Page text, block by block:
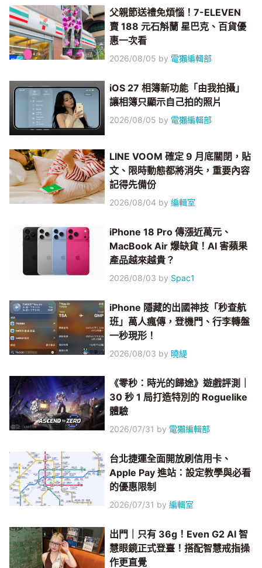
父親節送禮免煩惱！7-ELEVEN
賣 188 元石斛蘭 星巴克、百貨優
惠一次看
2026/08/05 by 電獺編輯部
iOS 27 相簿新功能「由我拍攝」
讓相簿只顯示自己拍的照片
2026/08/05 by 電獺編輯部
LINE VOOM 確定 9 月底關閉，貼
文、限時動態都將消失，重要內容
記得先備份
2026/08/04 by編輯室
iPhone 18 Pro 傳漲近萬元、
MacBook Air 爆缺貨！AI 害蘋果
產品越來越貴？
2026/08/03 by Spac1
iPhone 隱藏的出國神技「秒查航
班」萬人瘋傳，登機門、行李轉盤
一秒現形！
2026/08/03 by 曉緹
《零秒：時光的歸途》遊戲評測｜
30 秒 1 局打造特別的 Roguelike
體驗
2026/07/31 by 電獺編輯部
台北捷運全面開放刷信用卡、
Apple Pay 進站：設定教學與必看
的優惠限制
2026/07/31 by編輯室
出門｜只有 36g！Even G2 AI 智
慧眼鏡正式登臺！搭配智慧戒指操
作更直覺